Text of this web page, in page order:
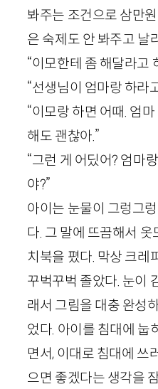
봐주는 조건으로 삼만
은 숙제도 안 봐주고 날
“이모한테 좀 해달라고
“선생님이 엄마랑 하라
“이모랑 하면 어때. 엄
해도 괜찮아.”
“그런 게 어딨어? 엄마
야?”
아이는 눈물이 그렁그
다. 그 말에 뜨끔해서
치북을 폈다. 막상 크레
꾸벅꾸벅 졸았다. 눈이
래서 그림을 대충 완성
었다. 아이를 침대에 눕
면서, 이대로 침대에 쓰
으면 좋겠다는 생각을